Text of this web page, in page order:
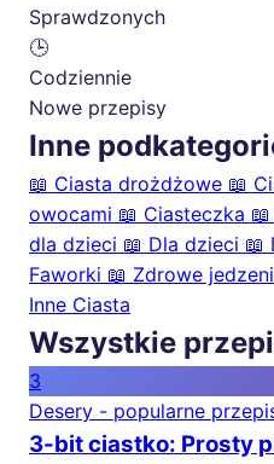
Sprawdzonych
🕒
Codziennie
Nowe przepisy
Inne
📖 Ciasta drożdżowe 📖
owocami 📖 Ciasteczka 📖
dla dzieci 📖 Dla dzieci 📖
Faworki 📖 Zdrowe
Inne Ciasta
Wszystkie
3
Desery - popularne
3-bit ciastko: Prosty